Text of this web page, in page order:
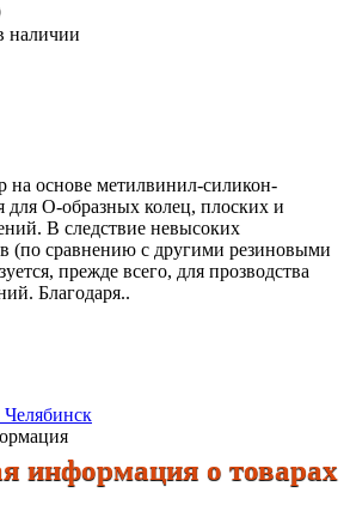
наличии
на основе метилвинил-силикон-
для О-образных колец, плоских и
В следствие невысоких
(по сравнению с другими резиновыми
прежде всего, для прозводства
Благодаря..
о товарах по